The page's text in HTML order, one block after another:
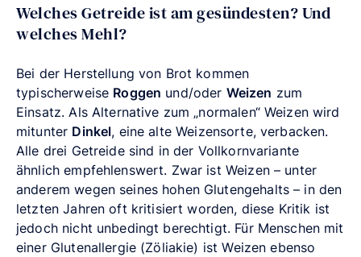
Welches Getreide ist am gesündesten? Und
welches Mehl?
Bei der Herstellung von Brot kommen
typischerweise Roggen und/oder Weizen zum
Einsatz. Als Alternative zum „normalen“ Weizen wird
mitunter Dinkel, eine alte Weizensorte, verbacken.
Alle drei Getreide sind in der Vollkornvariante
ähnlich empfehlenswert. Zwar ist Weizen – unter
anderem wegen seines hohen Glutengehalts – in den
letzten Jahren oft kritisiert worden, diese Kritik ist
jedoch nicht unbedingt berechtigt. Für Menschen mit
einer Glutenallergie (Zöliakie) ist Weizen ebenso